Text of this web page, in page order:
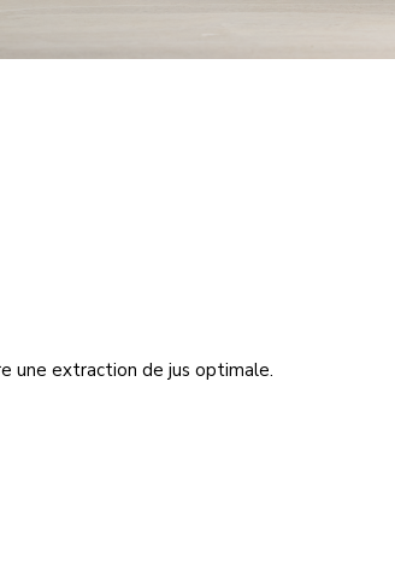
une extraction de jus optimale.